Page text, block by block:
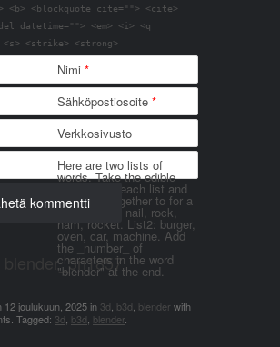
<blockquote cite=""> <cite>
datetime=""> <em> <i> <q
<strike> <strong>
Nimi *
Sähköpostiosoite *
Verkkosivusto
Here are two lists of
words. Take the edible
things from each list and
join them together to for a
word. List 1: nail, rock,
ham, rocket. List2: burger,
oven, car, machine. Add
the _number_ of
characters in the word
"blender" at the end.
blender_3n1857
12 joulukuun, 2025in 3d b3d blender with
Tagged: 3d b3d blender